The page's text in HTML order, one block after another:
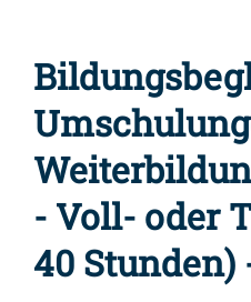
- Voll- oder
40